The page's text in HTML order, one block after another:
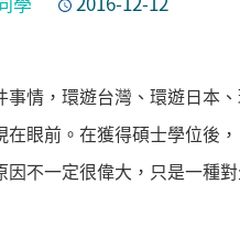
情，環遊台灣、環遊日本
眼前。在獲得碩士學位後
不一定很偉大，只是一種